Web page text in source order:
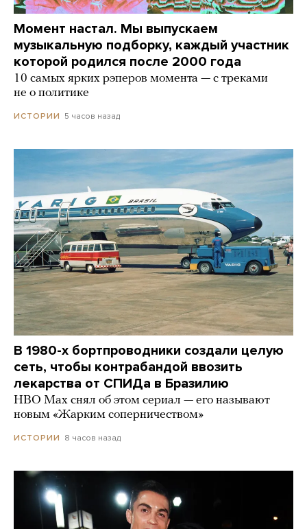
Момент настал. Мы выпускаем
музыкальную подборку, каждый участник
которой родился после 2000 года
10 самых ярких рэперов момента — с треками
не о политике
ИСТОРИИ 5 часов назад
В 1980-х бортпроводники создали целую
сеть, чтобы контрабандой ввозить
лекарства от СПИДа в Бразилию
HBO Max снял об этом сериал — его называют
новым «Жарким соперничеством»
ИСТОРИИ 8 часов назад